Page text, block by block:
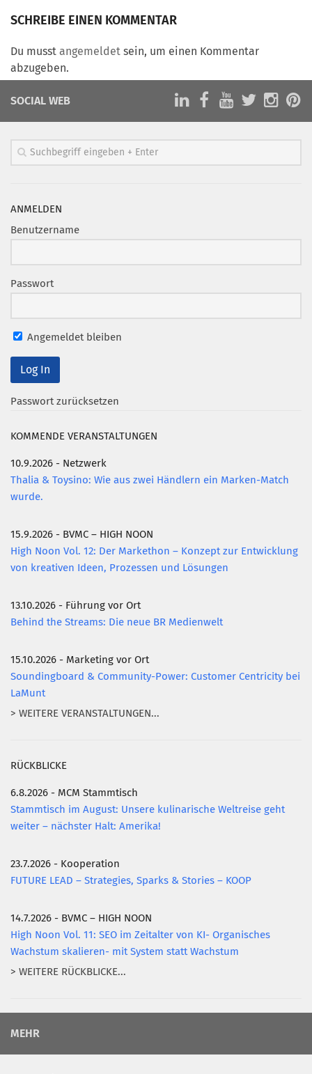
Arbeitsgruppen
MarketingFrauen
Münchner Marketingpreis
Mentoring
Bundesverband Marketing Clubs
MARKETING PIONIERE
Newsletter
Clubmagazin
MCM Club TV
Mitglied werden
AKTUELLES
SCHREIBE EINEN KOMMENTAR
Du musst angemeldet sein, um einen Kommentar
abzugeben.
SOCIAL WEB
ANMELDEN
Benutzername
Passwort
Angemeldet bleiben
Passwort zurücksetzen
KOMMENDE VERANSTALTUNGEN
10.9.2026 - Netzwerk
Thalia & Toysino: Wie aus zwei Händlern ein Marken-Match
wurde.
15.9.2026 - BVMC – HIGH NOON
High Noon Vol. 12: Der Markethon – Konzept zur Entwicklung
von kreativen Ideen, Prozessen und Lösungen
13.10.2026 - Führung vor Ort
Behind the Streams: Die neue BR Medienwelt
15.10.2026 - Marketing vor Ort
Soundingboard & Community-Power: Customer Centricity bei
LaMunt
> WEITERE VERANSTALTUNGEN...
RÜCKBLICKE
6.8.2026 - MCM Stammtisch
Stammtisch im August: Unsere kulinarische Weltreise geht
weiter – nächster Halt: Amerika!
23.7.2026 - Kooperation
FUTURE LEAD – Strategies, Sparks & Stories – KOOP
14.7.2026 - BVMC – HIGH NOON
High Noon Vol. 11: SEO im Zeitalter von KI- Organisches
Wachstum skalieren- mit System statt Wachstum
> WEITERE RÜCKBLICKE...
MEHR